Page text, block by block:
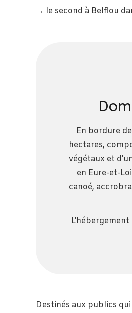
→ le second à Belflou
En bordure
hectares,
végétaux et
en Eure-et-
canoé,
Destinés aux publics